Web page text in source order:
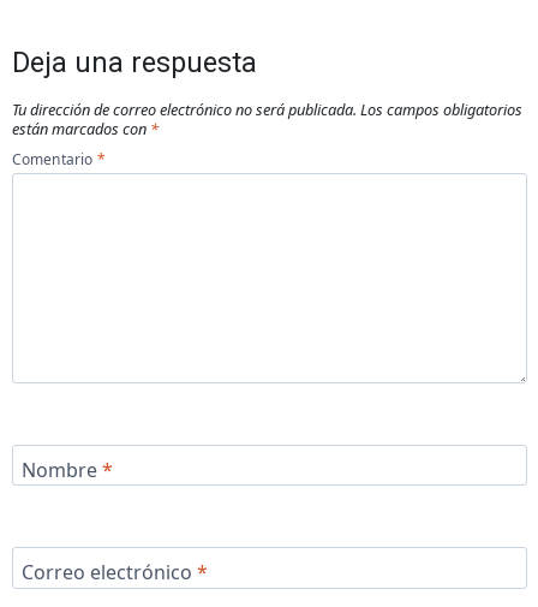
Deja una respuesta
Tu dirección de correo electrónico no será publicada. Los campos obligatorios
están marcados con *
Comentario *
Nombre*
Correo electrónico *